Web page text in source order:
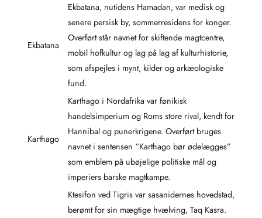
Ekbatana
Ekbatana, nutidens Hamadan, var medisk og
senere persisk by, sommerresidens for konger.
Overført står navnet for skiftende magtcentre,
mobil hofkultur og lag på lag af kulturhistorie,
som afspejles i mynt, kilder og arkæologiske
fund.
Karthago
Karthago i Nordafrika var fønikisk
handelsimperium og Roms store rival, kendt for
Hannibal og punerkrigene. Overført bruges
navnet i sentensen “Karthago bør ødelægges”
som emblem på ubøjelige politiske mål og
imperiers barske magtkampe.
Ktesifon ved Tigris var sasanidernes hovedstad,
berømt for sin mægtige hvælving, Taq Kasra.